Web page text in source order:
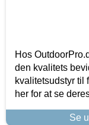
Hos
den kvalitets
kvalitetsudstyr til
her for at se
Se